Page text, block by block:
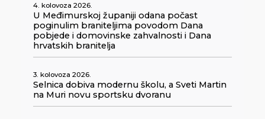
4. kolovoza 2026.
U Međimurskoj županiji odana počast
poginulim braniteljima povodom Dana
pobjede i domovinske zahvalnosti i Dana
hrvatskih branitelja
3. kolovoza 2026.
Selnica dobiva modernu školu, a Sveti Martin
na Muri novu sportsku dvoranu